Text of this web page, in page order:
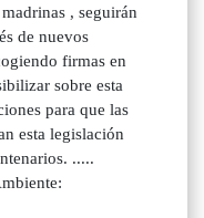
, seguirán
de nuevos
firmas en
sobre esta
para que las
esta legislación
.....